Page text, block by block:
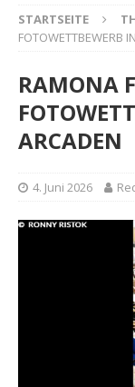
STARTSEITE
FOTOWETTBEWERB
RAMONA
ARCADEN
4. Juni 2026